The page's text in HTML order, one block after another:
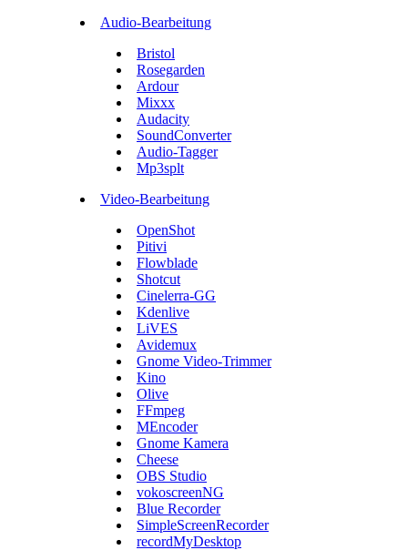
Audio-Bearbeitung
Bristol
Rosegarden
Ardour
Mixxx
Audacity
SoundConverter
Audio-Tagger
Mp3splt
Video-Bearbeitung
OpenShot
Pitivi
Flowblade
Shotcut
Cinelerra-GG
Kdenlive
LiVES
Avidemux
Gnome Video-Trimmer
Kino
Olive
FFmpeg
MEncoder
Gnome Kamera
Cheese
OBS Studio
vokoscreenNG
Blue Recorder
SimpleScreenRecorder
recordMyDesktop